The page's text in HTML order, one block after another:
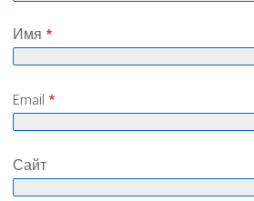
Имя*
Email*
Сайт